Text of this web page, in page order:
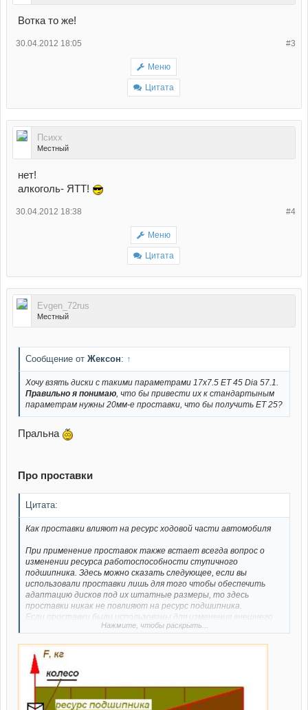
Вотка то же!
#3
30.04.2012 18:05
Меню
Цитата
Психх
Местный
нет!
алкоголь- ЯТТ!
#4
30.04.2012 18:38
Меню
Цитата
Evgen_72rus
Местный
Сообщение от Жексон: ↑
Хочу взять диски с такими параметрами 17x7.5 ET 45 Dia 57.1.
Правильно я понимаю , что бы привести их к стандартыным
параметрам нужны 20мм-е проставки, что бы получить ЕТ 25?
Пральна
Про проставки
Цитата:
Как проставки влияют на ресурс ходовой части автомобиля
При применение проставок также встает всегда вопрос о
изменении ресурса работоспособности ступичного
подшипника. Здесь можно сказать следующее, если вы
использовали проставки лишь для того чтобы обеспечить
адаптацию дисков под их штатные размеры, то здесь
проставки никак не повлияют на ресурс подшипника.
Если проставки были использованы для изменения внешнего
вида автомобиля, при этом вылет диска стал отрицательным
однозначно уменьшиться. Здесь действую законы физики (для
наглядности взгляните на рисунок ниже)
При увеличении плеча (L), увеличивается и крутящий момент
Нажмите, чтобы раскрыть...